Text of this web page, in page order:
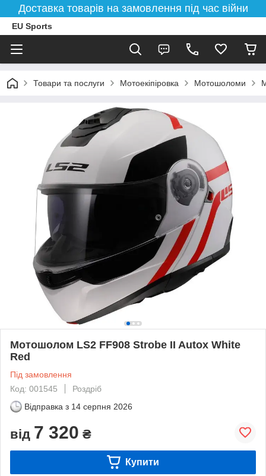
Доставка товарів на замовлення під час війни
EU Sports
Товари та послуги Мотоекіпіровка Мотошоломи
Мотошолом LS2 FF908 Strobe II Autox White
Red
Під замовлення
Код: 001545
Роздріб
Відправка з 14 серпня 2026
від 7 320 ₴
Купити